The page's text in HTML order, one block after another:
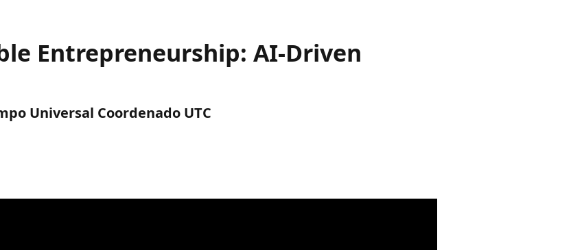
Entrepreneurship: AI-Driven
Universal Coordenado UTC